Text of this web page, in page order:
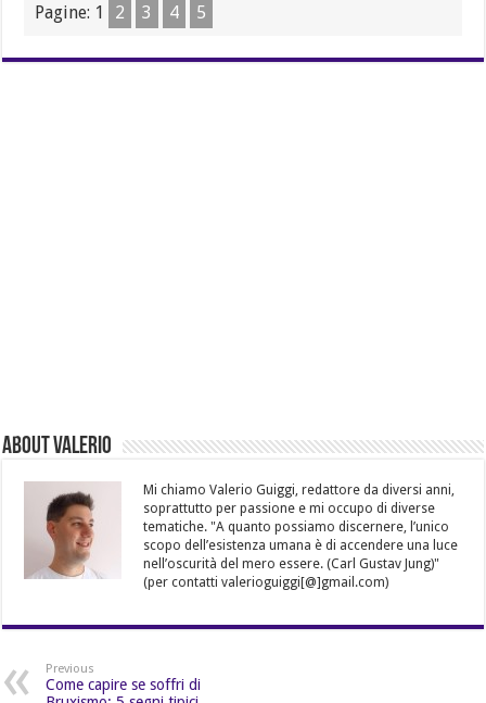
Pagine: 1 2 3 4 5
About Valerio
Mi chiamo Valerio Guiggi, redattore da diversi anni,
soprattutto per passione e mi occupo di diverse
tematiche. "A quanto possiamo discernere, l’unico
scopo dell’esistenza umana è di accendere una luce
nell’oscurità del mero essere. (Carl Gustav Jung)"
(per contatti valerioguiggi[@]gmail.com)
Previous
Come capire se soffri di